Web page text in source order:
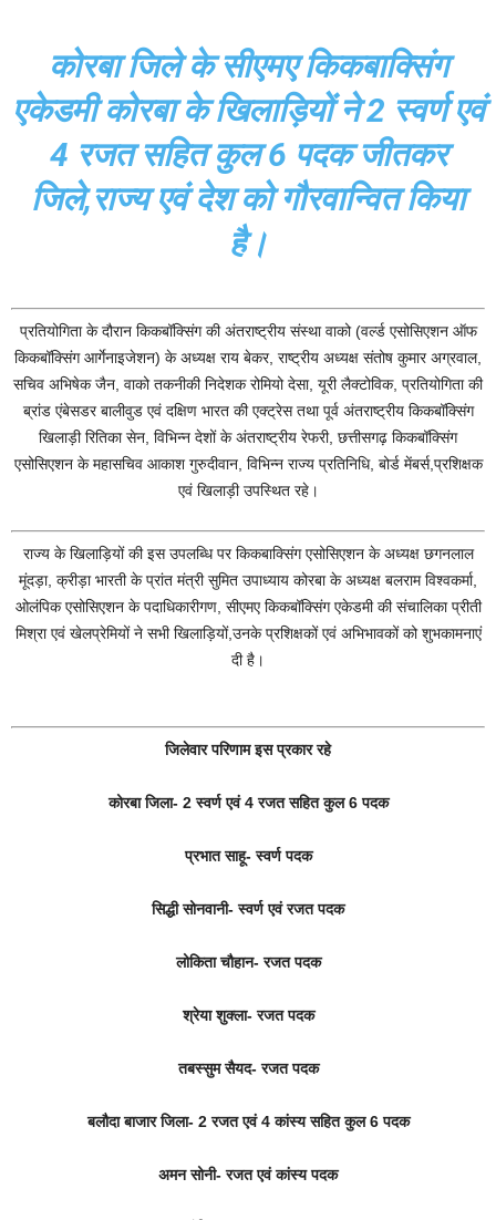
कोरबा जिले के सीएमए किकबाक्सिंग
एकेडमी कोरबा के खिलाड़ियों ने 2 स्वर्ण एवं
4 रजत सहित कुल 6 पदक जीतकर
जिले,राज्य एवं देश को गौरवान्वित किया
है।
प्रतियोगिता के दौरान किकबॉक्सिंग की अंतराष्ट्रीय संस्था वाको (वर्ल्ड एसोसिएशन ऑफ
किकबॉक्सिंग आर्गेनाइजेशन) के अध्यक्ष राय बेकर, राष्ट्रीय अध्यक्ष संतोष कुमार अग्रवाल,
सचिव अभिषेक जैन, वाको तकनीकी निदेशक रोमियो देसा, यूरी लैक्टोविक, प्रतियोगिता की
ब्रांड एंबेसडर बालीवुड एवं दक्षिण भारत की एक्ट्रेस तथा पूर्व अंतराष्ट्रीय किकबॉक्सिंग
खिलाड़ी रितिका सेन, विभिन्न देशों के अंतराष्ट्रीय रेफरी, छत्तीसगढ़ किकबॉक्सिंग
एसोसिएशन के महासचिव आकाश गुरुदीवान, विभिन्न राज्य प्रतिनिधि, बोर्ड मेंबर्स,प्रशिक्षक
एवं खिलाड़ी उपस्थित रहे।
राज्य के खिलाड़ियों की इस उपलब्धि पर किकबाक्सिंग एसोसिएशन के अध्यक्ष छगनलाल
मूंदड़ा, क्रीड़ा भारती के प्रांत मंत्री सुमित उपाध्याय कोरबा के अध्यक्ष बलराम विश्वकर्मा,
ओलंपिक एसोसिएशन के पदाधिकारीगण, सीएमए किकबॉक्सिंग एकेडमी की संचालिका प्रीती
मिश्रा एवं खेलप्रेमियों ने सभी खिलाड़ियों,उनके प्रशिक्षकों एवं अभिभावकों को शुभकामनाएं
दी है।
जिलेवार परिणाम इस प्रकार रहे
कोरबा जिला- 2 स्वर्ण एवं 4 रजत सहित कुल 6 पदक
प्रभात साहू- स्वर्ण पदक
सिद्धी सोनवानी- स्वर्ण एवं रजत पदक
लोकिता चौहान- रजत पदक
श्रेया शुक्ला- रजत पदक
तबस्सुम सैयद- रजत पदक
बलौदा बाजार जिला- 2 रजत एवं 4 कांस्य सहित कुल 6 पदक
अमन सोनी- रजत एवं कांस्य पदक